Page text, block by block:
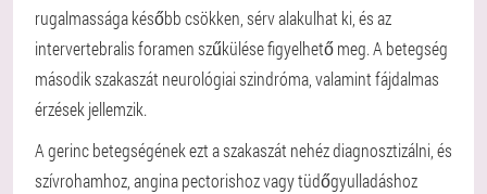
rugalmassága később csökken, sérv alakulhat ki, és az
intervertebralis foramen szűkülése figyelhető meg. A betegség
második szakaszát neurológiai szindróma, valamint fájdalmas
érzések jellemzik.
A gerinc betegségének ezt a szakaszát nehéz diagnosztizálni, és
szívrohamhoz, angina pectorishoz vagy tüdőgyulladáshoz